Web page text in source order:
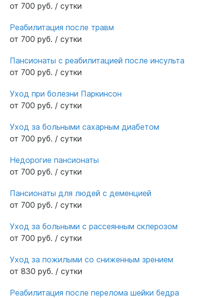
от 700 руб. / сутки
Реабилитация после травм
от 700 руб. / сутки
Пансионаты с реабилитацией после инсульта
от 700 руб. / сутки
Уход при болезни Паркинсон
от 700 руб. / сутки
Уход за больными сахарным диабетом
от 700 руб. / сутки
Недорогие пансионаты
от 700 руб. / сутки
Пансионаты для людей с деменцией
от 700 руб. / сутки
Уход за больными с рассеянным склерозом
от 700 руб. / сутки
Уход за пожилыми со сниженным зрением
от 830 руб. / сутки
Реабилитация после перелома шейки бедра